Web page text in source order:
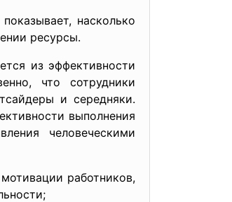
насколько
ресурсы.
из эффективности
что сотрудники
и середняки.
выполнения
человеческими
работников,